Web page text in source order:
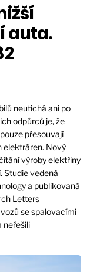
auta.
neutichá ani po
odpůrců je, že
přesouvají
elektráren. Nový
výroby elektřiny
Studie vedená
a publikovaná
Letters
se spalovacími
neřešili